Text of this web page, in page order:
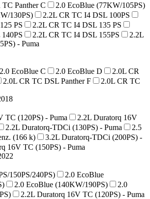
Panther C
2.0 EcoBlue (77KW/105PS)
130PS)
2.2L CR TC I4 DSL 100PS
PS
2.2L CR TC I4 DSL 135 PS
2.2L CR TC I4 DSL 155PS
2.2L
- Puma
2.0 EcoBlue C 2.0 EcoBlue D
2.0L CR
2.0L CR TC DSL Panther F
2.0L CR TC
TC (120PS) - Puma
2.2L Duratorq 16V
2.2L Duratorq-TDCi (130PS) - Puma
2.5
(166 k)
3.2L Duratorq-TDCi (200PS) -
16V TC (150PS) - Puma
150PS/240PS)
2.0 EcoBlue
2.0 EcoBlue (140KW/190PS)
2.0
2.2L Duratorq 16V TC (120PS) - Puma